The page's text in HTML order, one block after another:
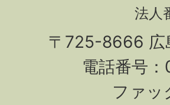
法人
〒725-8666 広
電話番号
ファ